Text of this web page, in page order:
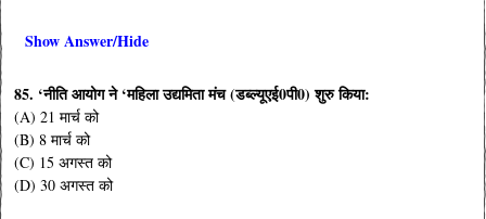
Show Answer/Hide
85. ‘नीति आयोग ने ‘महिला उद्यमिता मंच (डब्ल्यूएई0पी0) शुरु किया:
(A) 21 मार्च को
(B) 8 मार्च को
(C) 15 अगस्त को
(D) 30 अगस्त को